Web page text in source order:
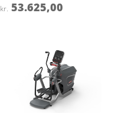
Vurderet
5
kr. 53.625,00